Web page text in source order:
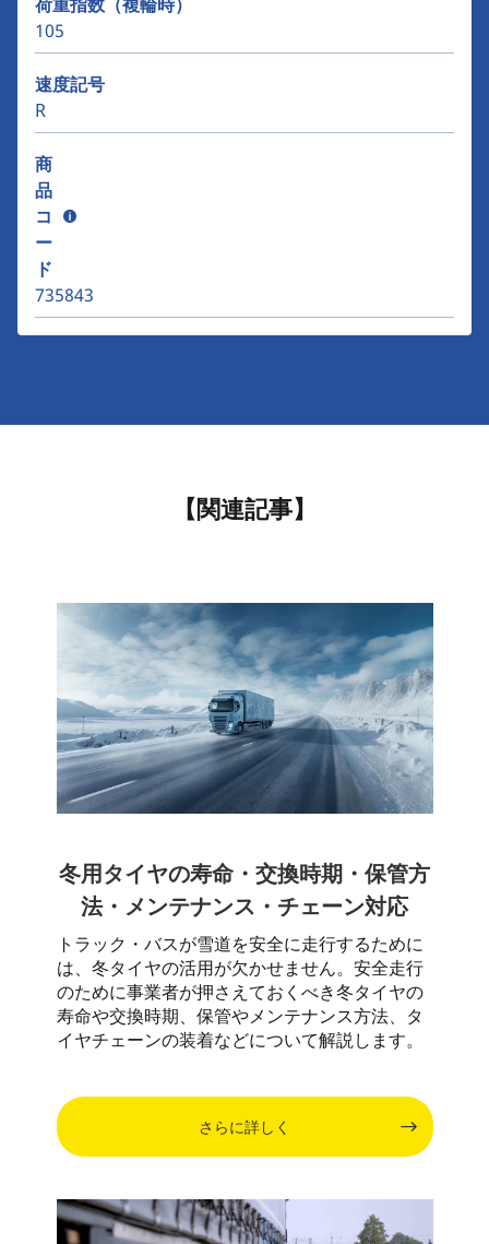
105
速度記号
R
商
品
コ
ー
ド
735843
【関連記事】
冬用タイヤの寿命・交換時期・保管方
法・メンテナンス・チェーン対応
トラック・バスが雪道を安全に走行するために
は、冬タイヤの活用が欠かせません。安全走行
のために事業者が押さえておくべき冬タイヤの
寿命や交換時期、保管やメンテナンス方法、タ
イヤチェーンの装着などについて解説します。
さらに詳しく